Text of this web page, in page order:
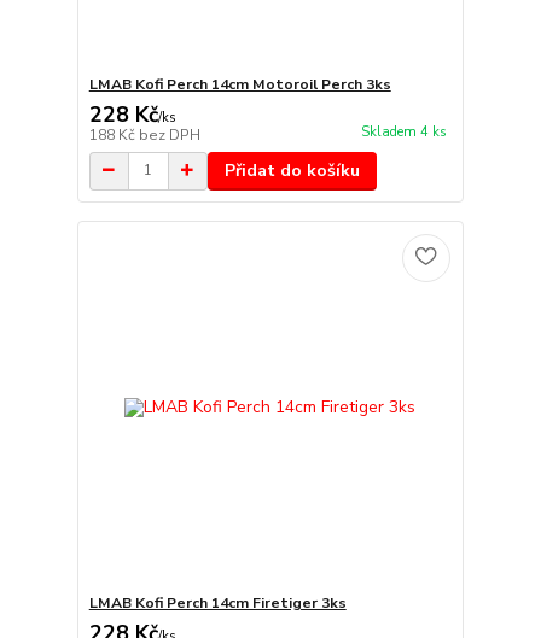
LMAB Kofi Perch 14cm Motoroil Perch 3ks
228 Kč/ks
188 Kč bez DPH Skladem 4 ks
Přidat do košíku
LMAB Kofi Perch 14cm Firetiger 3ks